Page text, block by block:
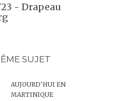
- Drapeau
SUJET
AUJOURD'HUI EN
MARTINIQUE